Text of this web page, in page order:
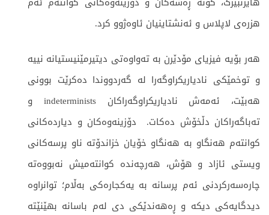
هزرەی لاپلاس و ئەنشتاینیان ئاوەژوو کرد.
هەر بۆیە فیزیای مۆدێرن بە تەواوەتی دیتیرمێنیستیانە نییە
و توخمێکی نادیاریکراوگەرا لە گەردووندا دەکرێت بوونی
هەبێت، ئەمەش نادیاریکراوگەراکان indeterminists و
تەباگەراکان دڵخۆش دەکات. دۆزینەوەکان و دیاردەکانی
کوانتەم هەنگاو بە هەنگاو خۆیان خزاندۆتە ناو پرسەکانی
ویستی ئازاد و هۆش، هەرچەندە کوانتەمیش نەبووەتە
چارەسەرکردنی ئەم پرسانە بە یەکجارەکی بەڵام؛ توانراوە
دیدگایەکی دیکە و ڕەهەندێکی دی لەم باسانە بهێنێتە